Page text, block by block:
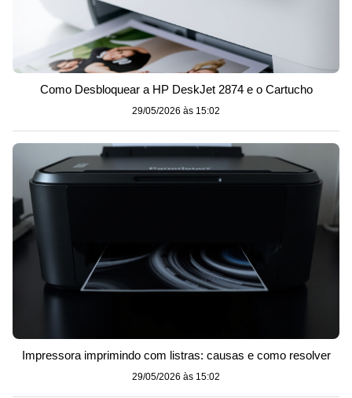
Como Desbloquear a HP DeskJet 2874 e o Cartucho
29/05/2026 às 15:02
Impressora imprimindo com listras: causas e como resolver
29/05/2026 às 15:02